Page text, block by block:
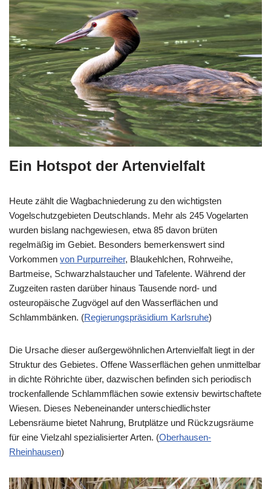
Ein Hotspot der Artenvielfalt
Heute zählt die Wagbachniederung zu den wichtigsten
Vogelschutzgebieten Deutschlands. Mehr als 245 Vogelarten
wurden bislang nachgewiesen, etwa 85 davon brüten
regelmäßig im Gebiet. Besonders bemerkenswert sind
Vorkommen von Purpurreiher, Blaukehlchen, Rohrweihe,
Bartmeise, Schwarzhalstaucher und Tafelente. Während der
Zugzeiten rasten darüber hinaus Tausende nord- und
osteuropäische Zugvögel auf den Wasserflächen und
Schlammbänken. (Regierungspräsidium Karlsruhe⁠)
Die Ursache dieser außergewöhnlichen Artenvielfalt liegt in der
Struktur des Gebietes. Offene Wasserflächen gehen unmittelbar
in dichte Röhrichte über, dazwischen befinden sich periodisch
trockenfallende Schlammflächen sowie extensiv bewirtschaftete
Wiesen. Dieses Nebeneinander unterschiedlichster
Lebensräume bietet Nahrung, Brutplätze und Rückzugsräume
für eine Vielzahl spezialisierter Arten. (Oberhausen-
Rheinhausen⁠)